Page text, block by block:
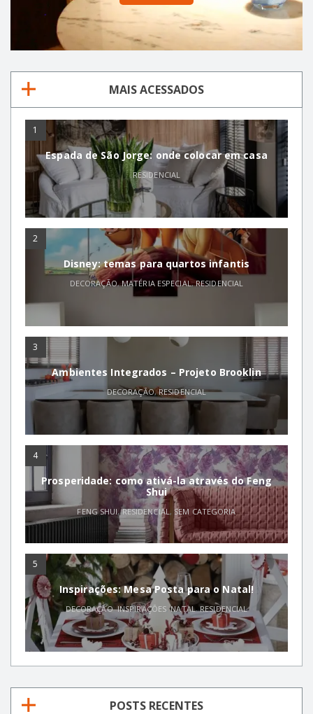
MAIS ACESSADOS
1
Espada de São Jorge: onde colocar em casa
RESIDENCIAL
2
Disney: temas para quartos infantis
DECORAÇÃO,MATÉRIA ESPECIAL,RESIDENCIAL
3
Ambientes Integrados – Projeto Brooklin
DECORAÇÃO,RESIDENCIAL
4
Prosperidade: como ativá-la através do Feng
Shui
FENG SHUI,RESIDENCIAL ,SEM CATEGORIA
5
Inspirações: Mesa Posta para o Natal!
DECORAÇÃO,INSPIRAÇÕES ,NATAL,RESIDENCIAL
POSTS RECENTES